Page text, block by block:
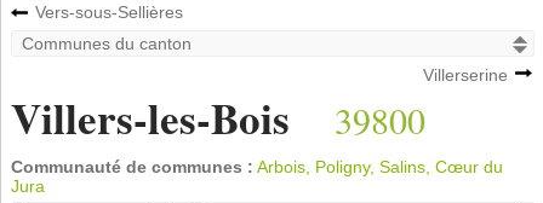
Vers-sous-Sellières
Villerserine
Villers-les-Bois 39800
Communauté de communes : Arbois, Poligny, Salins, Cœur du
Jura